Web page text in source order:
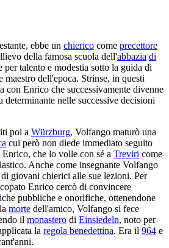
ebbe un chierico come precettore
della famosa scuola dell'abbazia di
per talento e modestia sotto la guida di
maestro dell'epoca. Strinse, in questi
con Enrico che successivamente divenne
determinante nelle successive decisioni
poi a Würzburg, Volfango maturò una
cui però non diede immediato seguito
che lo volle con sé a Treviri come
Anche come insegnante Volfango
giovani chierici alle sue lezioni. Per
Enrico cercò di convincere
pubbliche e onorifiche, ottenendone
morte dell'amico, Volfango si fece
il monastero di Einsiedeln, noto per
la regola benedettina. Era il 964 e